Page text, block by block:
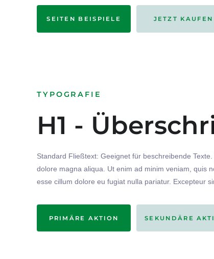
SEITEN BEISPIELE JETZT KAUFEN
TYPOGRAFIE
H1 -
Standard Fließtext: Geeignet für beschreibende Texte.
dolore magna aliqua. Ut enim ad minim veniam, quis
esse cillum dolore eu fugiat nulla pariatur. Excepteur
PRIMÄRE AKTION SEKUNDÄRE